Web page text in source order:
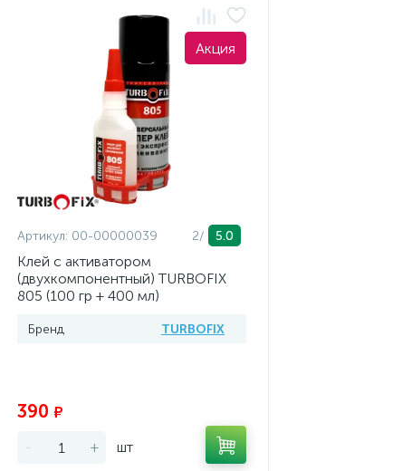
Акция
Артикул: 00-00000039 2/ 5.0
Клей с активатором
(двухкомпонентный) TURBOFIX
805 (100 гр + 400 мл)
Бренд TURBOFIX
390 ₽
- + шт